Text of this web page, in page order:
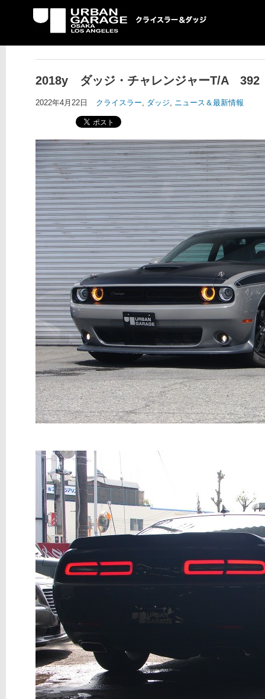
UG クライスラー＆ダ
ッジ専門店
2018y ダッジ・チャレンジャーT/A
2022年4月22日 クライスラー, ダッジ, ニュース＆最新情報